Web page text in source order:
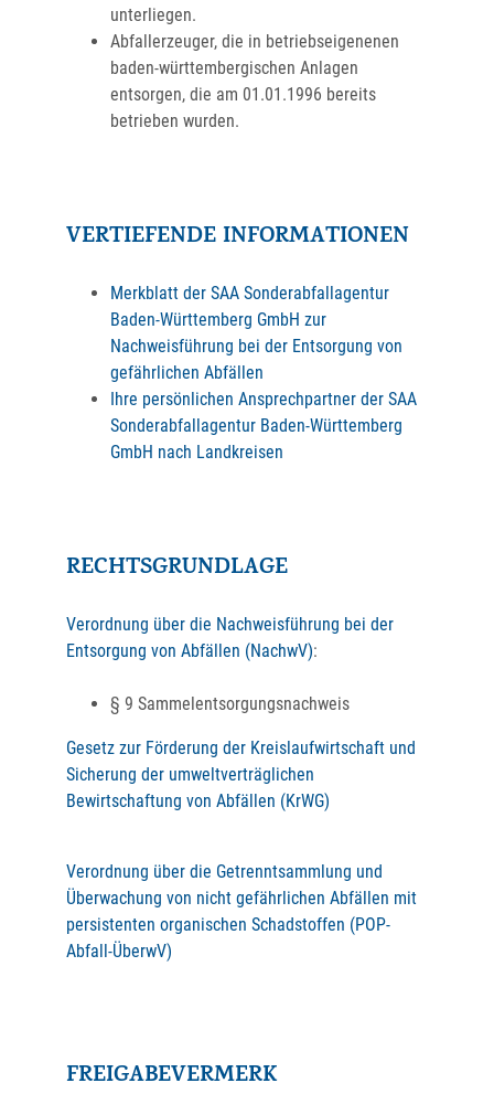
unterliegen.
Abfallerzeuger, die in betriebseigenenen
baden-württembergischen Anlagen
entsorgen, die am 01.01.1996 bereits
betrieben wurden.
VERTIEFENDE INFORMATIONEN
Merkblatt der SAA Sonderabfallagentur
Baden-Württemberg GmbH zur
Nachweisführung bei der Entsorgung von
gefährlichen Abfällen
Ihre persönlichen Ansprechpartner der SAA
Sonderabfallagentur Baden-Württemberg
GmbH nach Landkreisen
RECHTSGRUNDLAGE
Verordnung über die Nachweisführung bei der
Entsorgung von Abfällen (NachwV):
§ 9 Sammelentsorgungsnachweis
Gesetz zur Förderung der Kreislaufwirtschaft und
Sicherung der umweltverträglichen
Bewirtschaftung von Abfällen (KrWG)
Verordnung über die Getrenntsammlung und
Überwachung von nicht gefährlichen Abfällen mit
persistenten organischen Schadstoffen (POP-
Abfall-ÜberwV)
FREIGABEVERMERK